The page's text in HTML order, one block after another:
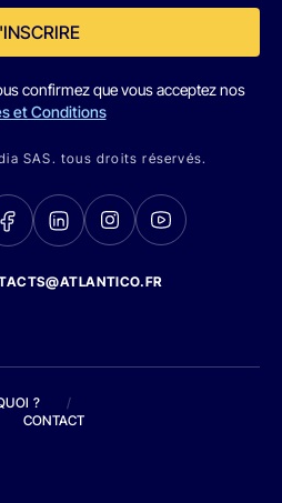
confirmez que vous acceptez nos
et Conditions
SAS. tous droits réservés.
?
/
CONTACT